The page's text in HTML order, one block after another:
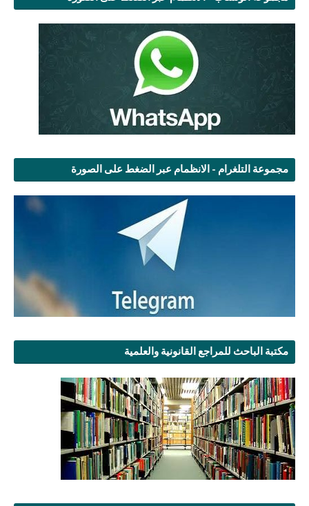
مجموعة التلغرام - الانظمام عبر الضغط على الصورة
مكتبة الباحث للمراجع القانونية والعلمية